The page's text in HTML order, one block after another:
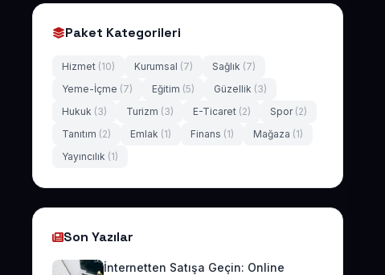
Paket Kategorileri
Hizmet (10) Kurumsal (7) Sağlık (7)
Yeme-İçme (7) Eğitim (5) Güzellik (3)
Hukuk (3) Turizm (3) E-Ticaret (2) Spor (2)
Tanıtım (2) Emlak (1) Finans (1) Mağaza (1)
Yayıncılık (1)
Son Yazılar
İnternetten Satışa Geçin: Online